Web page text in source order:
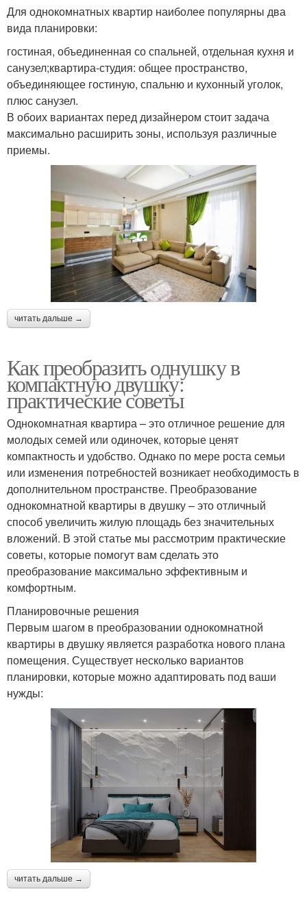
Для однокомнатных квартир наиболее популярны два
вида планировки:
гостиная, объединенная со спальней, отдельная кухня и
санузел;квартира-студия: общее пространство,
объединяющее гостиную, спальню и кухонный уголок,
плюс санузел.
В обоих вариантах перед дизайнером стоит задача
максимально расширить зоны, используя различные
приемы.
читать дальше →
Как преобразить однушку в
компактную двушку:
практические советы
Однокомнатная квартира – это отличное решение для
молодых семей или одиночек, которые ценят
компактность и удобство. Однако по мере роста семьи
или изменения потребностей возникает необходимость в
дополнительном пространстве. Преобразование
однокомнатной квартиры в двушку – это отличный
способ увеличить жилую площадь без значительных
вложений. В этой статье мы рассмотрим практические
советы, которые помогут вам сделать это
преобразование максимально эффективным и
комфортным.
Планировочные решения
Первым шагом в преобразовании однокомнатной
квартиры в двушку является разработка нового плана
помещения. Существует несколько вариантов
планировки, которые можно адаптировать под ваши
нужды:
читать дальше →